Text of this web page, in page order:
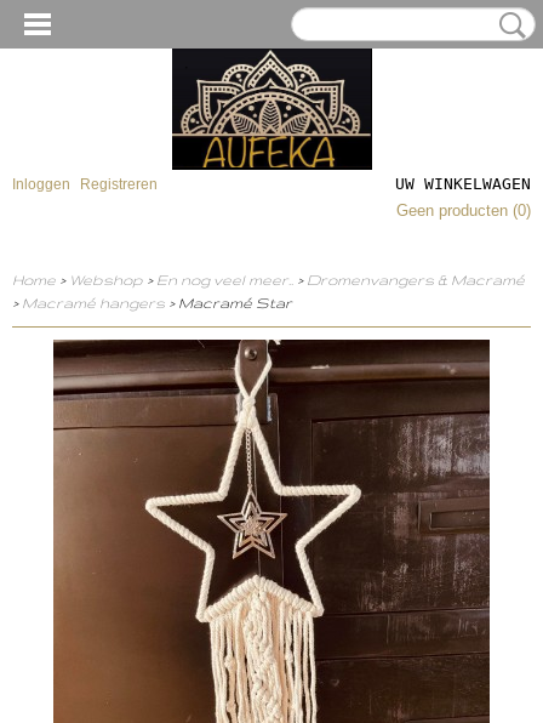
Inloggen Registreren
UW WINKELWAGEN
Geen producten (0)
Home > Webshop > En nog veel meer.. > Dromenvangers & Macramé
> Macramé hangers > Macramé Star